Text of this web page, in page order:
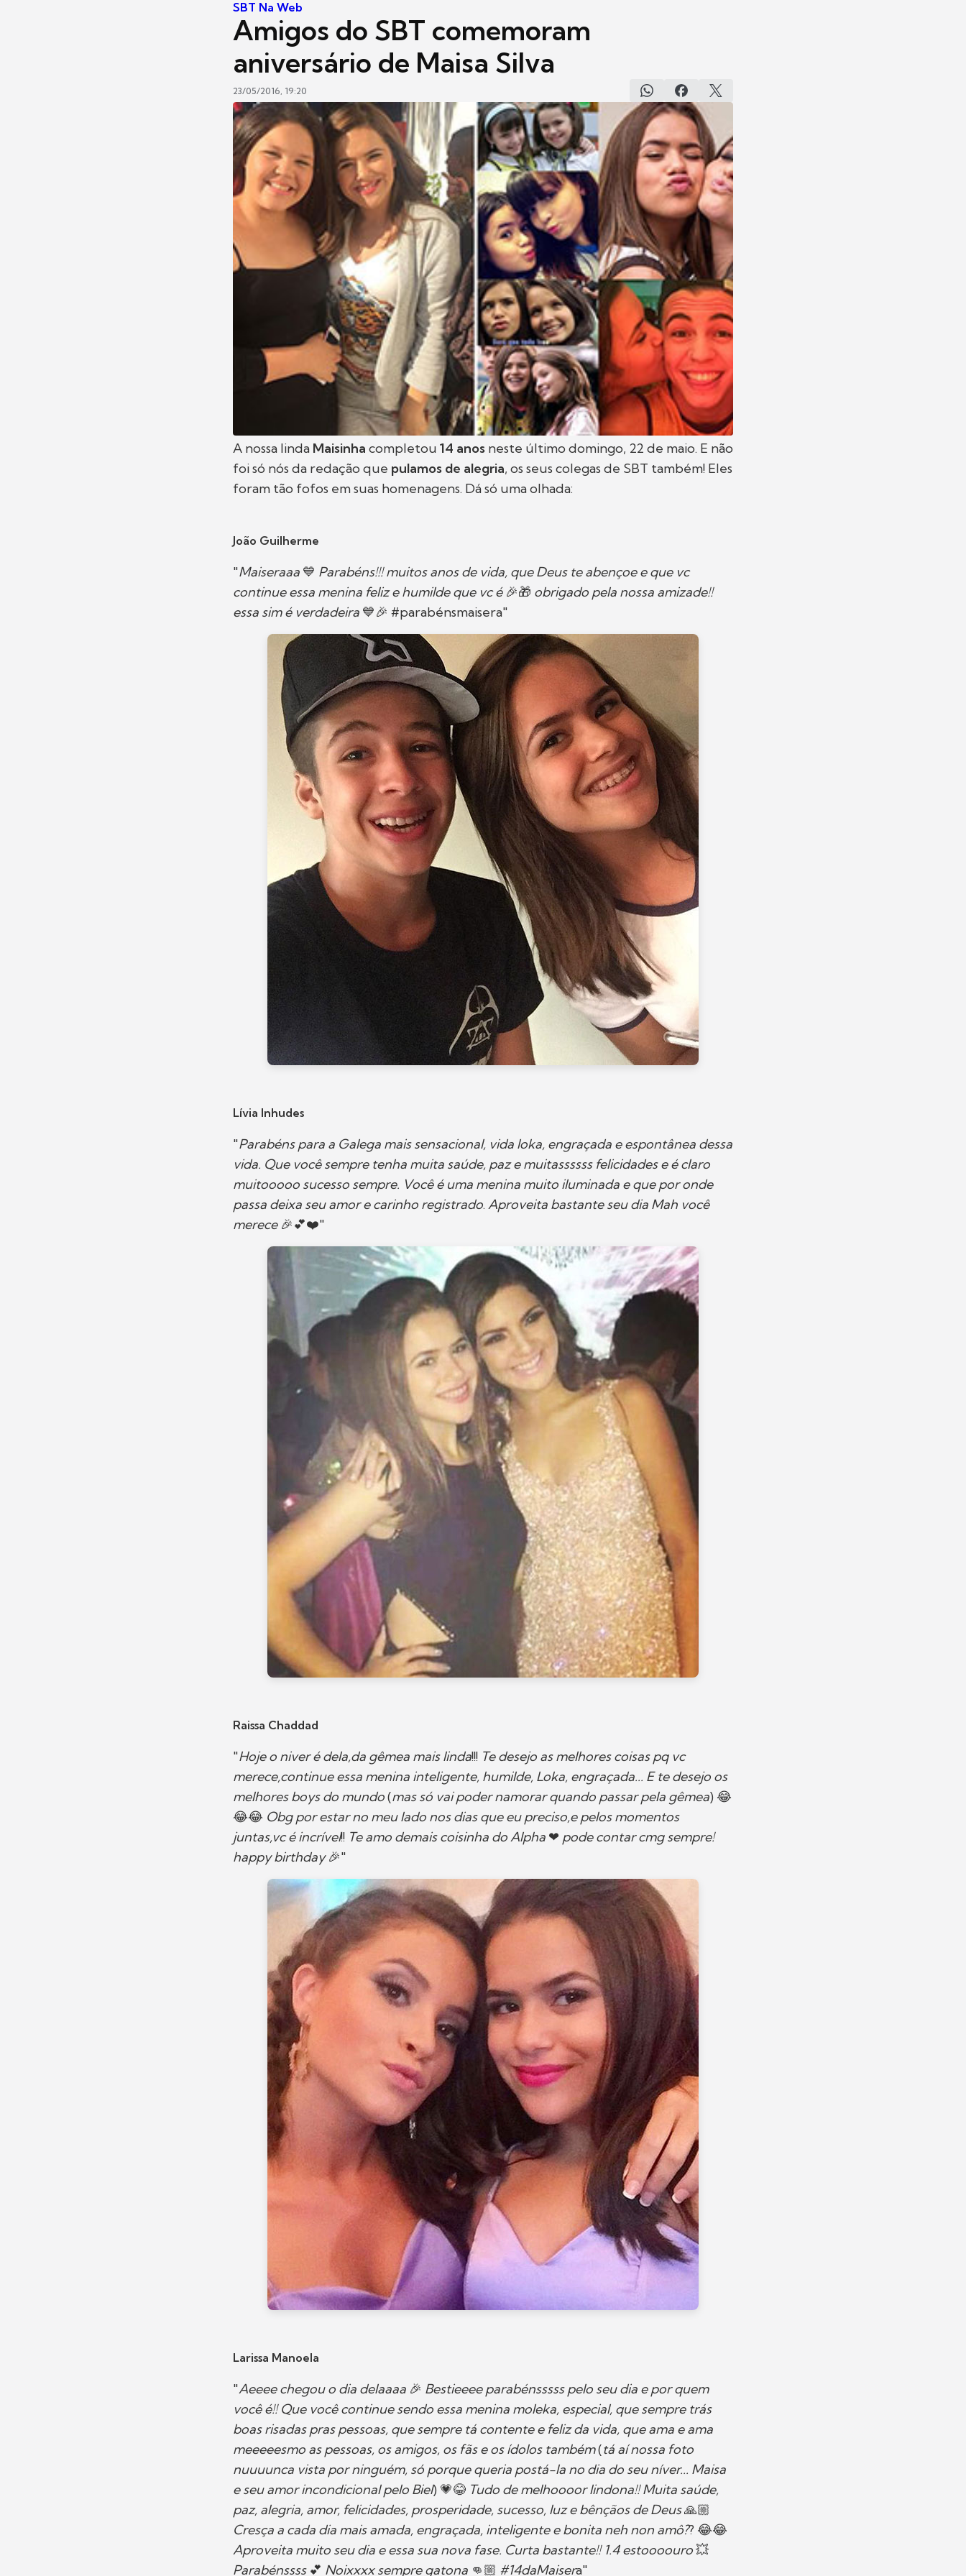
SBT Na Web
Amigos do SBT comemoram
aniversário de Maisa Silva
23/05/2016, 19:20
A nossa linda Maisinha completou 14 anos neste último domingo, 22 de maio. E não
foi só nós da redação que pulamos de alegria, os seus colegas de SBT também! Eles
foram tão fofos em suas homenagens. Dá só uma olhada:
João Guilherme
"Maiseraaa 💙 Parabéns!!! muitos anos de vida, que Deus te abençoe e que vc
continue essa menina feliz e humilde que vc é 🎉🎁 obrigado pela nossa amizade!!
essa sim é verdadeira 💙🎉 #parabénsmaisera"
Lívia Inhudes
"Parabéns para a Galega mais sensacional, vida loka, engraçada e espontânea dessa
vida. Que você sempre tenha muita saúde, paz e muitassssss felicidades e é claro
muitooooo sucesso sempre. Você é uma menina muito iluminada e que por onde
passa deixa seu amor e carinho registrado. Aproveita bastante seu dia Mah você
merece🎉💕❤️"
Raissa Chaddad
"Hoje o niver é dela,da gêmea mais linda!!! Te desejo as melhores coisas pq vc
merece,continue essa menina inteligente, humilde, Loka, engraçada... E te desejo os
melhores boys do mundo(mas só vai poder namorar quando passar pela gêmea) 😂
😂😂 Obg por estar no meu lado nos dias que eu preciso,e pelos momentos
juntas,vc é incrível!! Te amo demais coisinha do Alpha ❤ pode contar cmg sempre!
happy birthday🎉"
Larissa Manoela
"Aeeee chegou o dia delaaaa 🎉 Bestieeee parabénsssss pelo seu dia e por quem
você é!! Que você continue sendo essa menina moleka, especial, que sempre trás
boas risadas pras pessoas, que sempre tá contente e feliz da vida, que ama e ama
meeeeesmo as pessoas, os amigos, os fãs e os ídolos também(tá aí nossa foto
nuuuunca vista por ninguém, só porque queria postá-la no dia do seu níver... Maisa
e seu amor incondicional pelo Biel) 💗😂 Tudo de melhoooor lindona!! Muita saúde,
paz, alegria, amor, felicidades, prosperidade, sucesso, luz e bênçãos de Deus🙏🏼
Cresça a cada dia mais amada, engraçada, inteligente e bonita neh non amô?? 😂😂
Aproveita muito seu dia e essa sua nova fase. Curta bastante!! 1.4 estoooouro💥
Parabénssss💕 Noixxxx sempre gatona 👊🏼 #14daMaisera"